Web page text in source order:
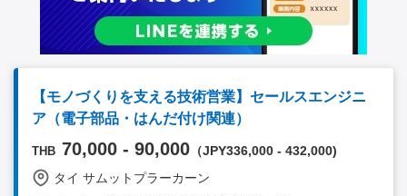
【モノづくりを支える技術営業】セールスエンジニ
ア（電子部品・はんだ付け関連）
THB 70,000 - 90,000 （JPY336,000 - 432,000)
タイ サムットプラーカーン